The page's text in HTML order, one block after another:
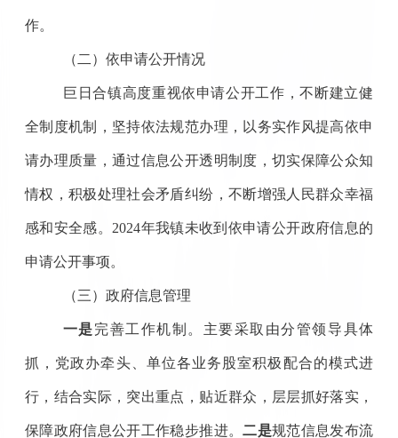
作。
（二）依申请公开情况
巨日合镇高度重视依申请公开工作，不断建立健
全制度机制，坚持依法规范办理，以务实作风提高依申
请办理质量，通过信息公开透明制度，切实保障公众知
情权，积极处理社会矛盾纠纷，不断增强人民群众幸福
感和安全感。 2024年我镇未收到依申请公开政府信息的
申请公开事项。
（三）政府信息管理
一是完善工作机制。主要采取由分管领导具体
抓，党政办牵头、单位各业务股室积极配合的模式进
行，结合实际，突出重点，贴近群众，层层抓好落实，
保障政府信息公开工作稳步推进。二是规范信息发布流